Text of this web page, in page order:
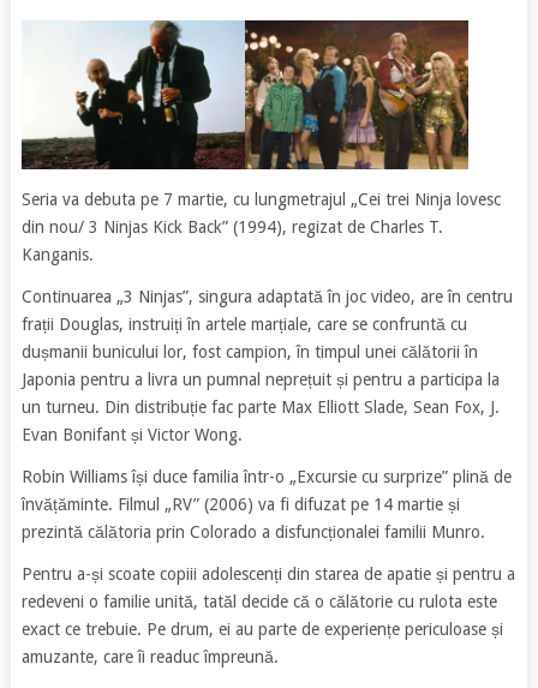
Seria va debuta pe 7 martie, cu lungmetrajul „Cei trei Ninja lovesc
din nou/ 3 Ninjas Kick Back” (1994), regizat de Charles T.
Kanganis.
Continuarea „3 Ninjas”, singura adaptată în joc video, are în centru
frații Douglas, instruiți în artele marțiale, care se confruntă cu
dușmanii bunicului lor, fost campion, în timpul unei călătorii în
Japonia pentru a livra un pumnal neprețuit și pentru a participa la
un turneu. Din distribuție fac parte Max Elliott Slade, Sean Fox, J.
Evan Bonifant și Victor Wong.
Robin Williams își duce familia într-o „Excursie cu surprize” plină de
învățăminte. Filmul „RV” (2006) va fi difuzat pe 14 martie și
prezintă călătoria prin Colorado a disfuncționalei familii Munro.
Pentru a-și scoate copiii adolescenți din starea de apatie și pentru a
redeveni o familie unită, tatăl decide că o călătorie cu rulota este
exact ce trebuie. Pe drum, ei au parte de experiențe periculoase și
amuzante, care îi readuc împreună.